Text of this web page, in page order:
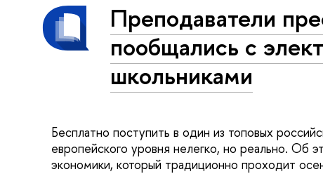
Преподаватели
пообщались с
школьниками
Бесплатно поступить в один из топовых
европейского уровня нелегко, но реально. Об
экономики, который традиционно проходит